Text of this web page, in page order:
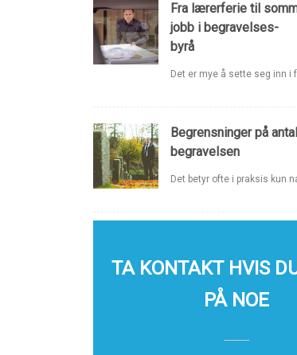
Fra lærerferie til
jobb i begravelses-
byrå
Det er mye å sette seg inn i
Begrensninger på
begravelsen
Det betyr ofte i praksis kun
TA KONTAKT HVIS
PÅ NOE